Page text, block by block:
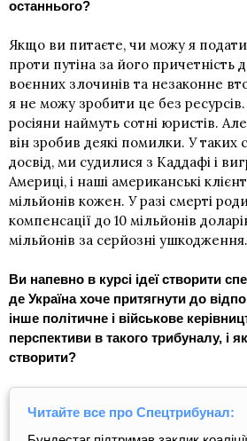
останнього?
Якщо ви питаєте, чи можу я
проти путіна за його причетність
воєнних злочинів та незаконне
я не можу зробити це без
росіяни наймуть сотні юристів.
він зробив деякі помилки. У таких
досвід, ми судилися з Каддафі і
Америці, і наші американські
мільйонів кожен. У разі смерті
компенсації до 10 мільйонів
мільйонів за серйозні ушкодження.
Ви напевно в курсі ідеї створити
де Україна хоче притягнути до
інше політичне і військове
перспективи в такого трибуналу, і
створити?
Читайте все про Спецтрибунал: